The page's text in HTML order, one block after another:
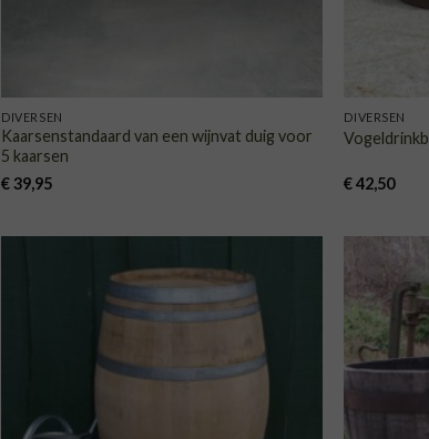
DIVERSEN
Kaarsenstandaard van een wijnvat duig voor
5 kaarsen
€39,95
DIVERSEN
€42,50
TOEVOEGEN
AAN